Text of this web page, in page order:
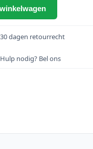
30 dagen retourrecht
Hulp nodig? Bel ons